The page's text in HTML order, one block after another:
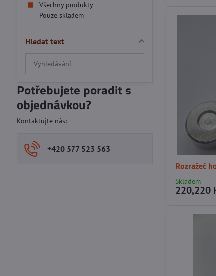
Rozražeč
Skladem
220,220
Všechny produkty
Pouze skladem
Hledat text
Prohledat
výsledky
filtru
fulltextem
Potřebujete poradit s
objednávkou?
Kontaktujte nás:
+420 577 523 563